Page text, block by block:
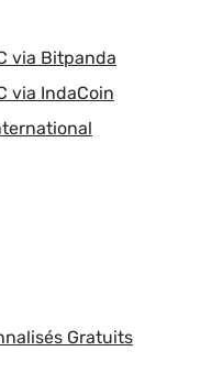
via Bitpanda
via IndaCoin
Gratuits